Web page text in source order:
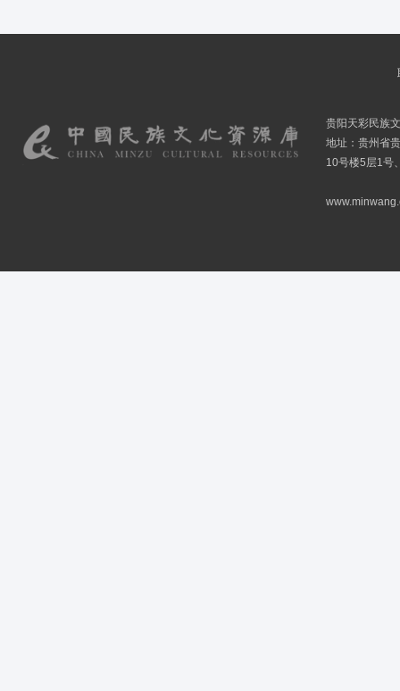
贵阳天彩民族
地址：贵州省
10号楼5层1号